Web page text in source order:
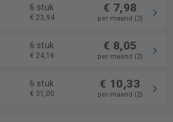
6 stuk
€ 23,94
€ 7,98
per maand (2)
6 stuk
€ 24,16
€ 8,05
per maand (2)
6 stuk
€ 31,00
€ 10,33
per maand (2)